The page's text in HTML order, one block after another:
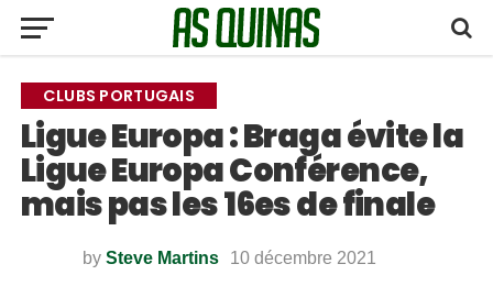
CLUBS PORTUGAIS
Ligue Europa : Braga évite la
Ligue Europa Conférence,
mais pas les 16es de finale
by Steve Martins 10 décembre 2021